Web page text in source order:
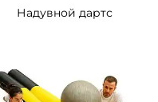
Надувной дартс